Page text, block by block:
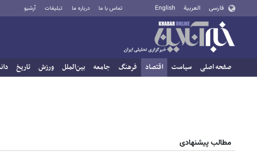
فارسی العربية English تماس با ما درباره ما تبلیغات آرشیو
صفحه اصلی سیاست اقتصاد فرهنگ جامعه بین‌الملل ورزش تاریخ
مطالب پیشنهادی